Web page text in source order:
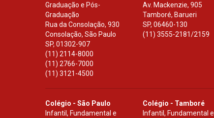
Graduação e Pós-
Graduação
Rua da Consolação, 930
Consolação, São Paulo
SP, 01302-907
(11) 2114-8000
(11) 2766-7000
(11) 3121-4500
Av. Mackenzie, 905
Tamboré, Barueri
SP,06460-130
(11) 3555-2181/2159
Colégio - São Paulo
Infantil, Fundamental e
Colégio - Tamboré
Infantil, Fundamental e